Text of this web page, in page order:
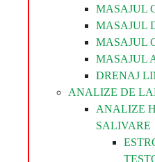
MASAJUL
MASAJUL
MASAJUL
MASAJUL
DRENAJ
ANALIZE DE
ANALIZE
SALIVARE